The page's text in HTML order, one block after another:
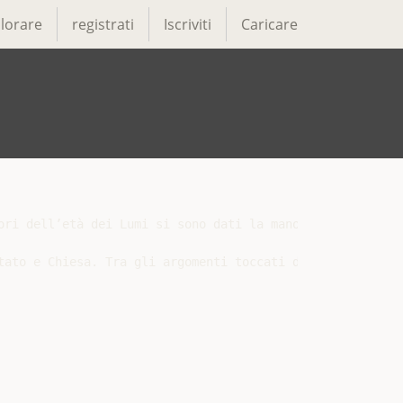
registrati Iscriviti Caricare